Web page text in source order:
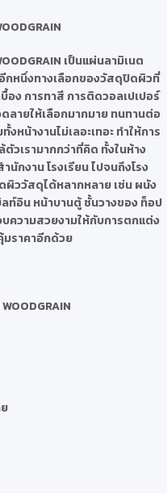
เป็นแผ่นลามิเนต
กหนึ่งทางเลือกของวัสดุปิดผิวที่
อง การทาสี การติดวอลเปเปอร์
ายให้เลือกมากมาย ทนทานต่อ
หน้างานไม่เลอะเทอะ ทำให้การ
วเรามากกว่าที่คิด ทั้งในห้าง
นักงาน โรงเรียน ไปจนถึงโรง
ผิววัสดุได้หลากหลาย เช่น ผนัง
ลท์อิน หน้าบานตู้ ชั้นวางของ ท็อป
บความสวยงามให้กับการตกแต่ง
มราคาอีกด้วย